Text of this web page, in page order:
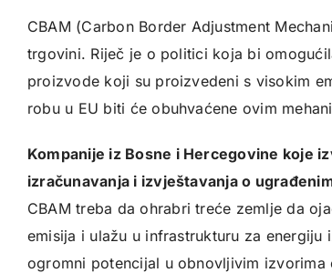
CBAM (Carbon Border Adjustment
trgovini. Riječ je o politici koja bi
proizvode koji su proizvedeni s visokim
robu u EU biti će obuhvaćene ovim
Kompanije iz Bosne i Hercegovine koje
izračunavanja i izvještavanja o
CBAM treba da ohrabri treće zemlje da
emisija i ulažu u infrastrukturu za
ogromni potencijal u obnovljivim